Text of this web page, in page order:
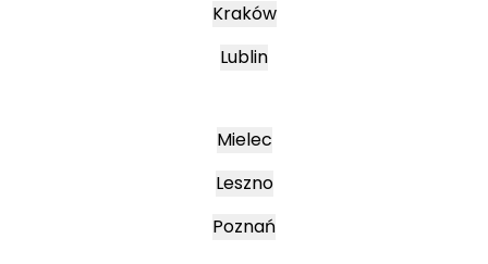
Kraków
Lublin
Mielec
Leszno
Poznań